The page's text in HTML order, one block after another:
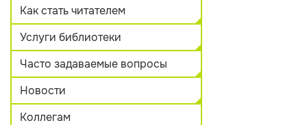
Как стать читателем
Услуги библиотеки
Часто задаваемые вопросы
Новости
Коллегам